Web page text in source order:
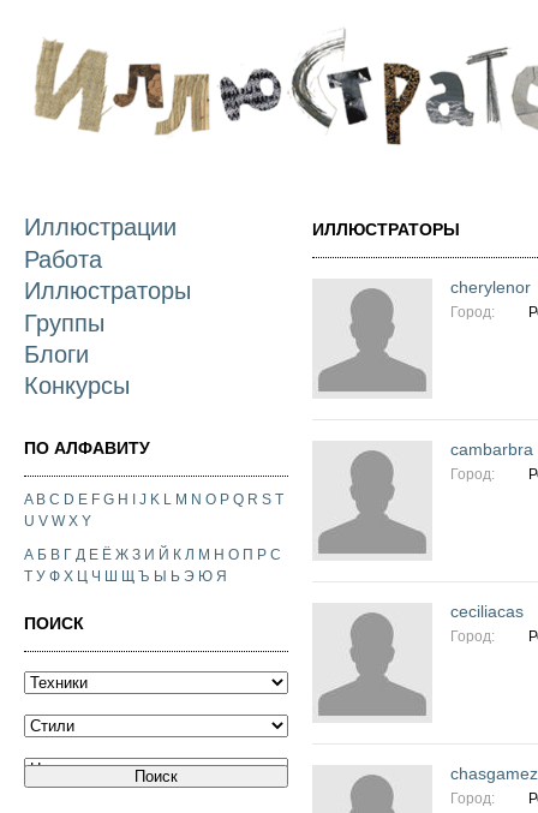
Иллюстрации
Работа
Иллюстраторы
Группы
Блоги
Конкурсы
ПО АЛФАВИТУ
A B C D E F G H J K L M N O P Q R S T
U V W X Y
А Б В Г Д Е Ё Ж З И Й К Л М Н О П Р С
Т У Ф Х Ц Ч Ш Щ Ъ Ы Ь Э Ю Я
ПОИСК
ИЛЛЮСТРАТОРЫ
cherylenor
Город:
cambarbra
Город:
ceciliacas
Город:
chasgamez
Город: